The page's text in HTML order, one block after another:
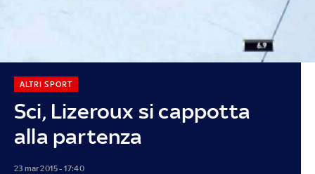
Sci, Lizeroux si cappotta
alla partenza
ALTRI SPORT
23 mar 2015 - 17:40